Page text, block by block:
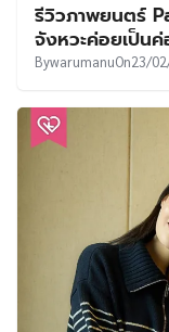
รีวิวภาพยนตร์
จังหวะค่อยเป็น
BywarumanuOn23/